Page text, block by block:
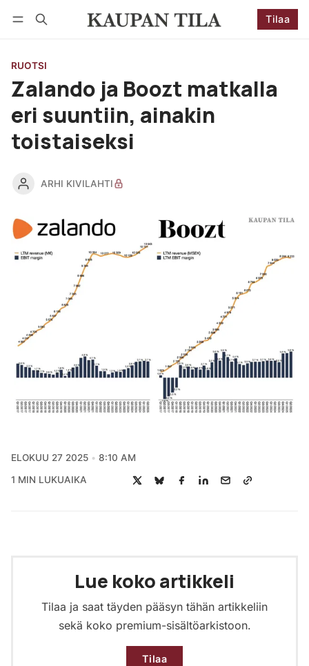
Tilaa
RUOTSI
Zalando ja Boozt matkalla
eri suuntiin, ainakin
toistaiseksi
ARHI KIVILAHTI
ELOKUU 27 2025 8:10 AM
1 MIN LUKUAIKA
Lue koko artikkeli
Tilaa ja saat täyden pääsyn tähän artikkeliin
sekä koko premium-sisältöarkistoon.
Tilaa